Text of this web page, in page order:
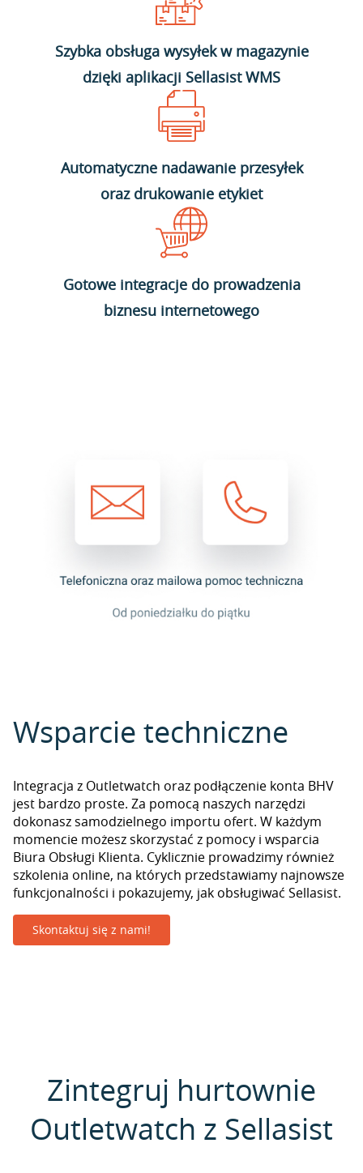
Szybka obsługa wysyłek w magazynie
dzięki aplikacji Sellasist WMS
Automatyczne nadawanie przesyłek
oraz drukowanie etykiet
Gotowe integracje do prowadzenia
biznesu internetowego
Wsparcie techniczne
Integracja z Outletwatch oraz podłączenie konta BHV
jest bardzo proste. Za pomocą naszych narzędzi
dokonasz samodzielnego importu ofert. W każdym
momencie możesz skorzystać z pomocy i wsparcia
Biura Obsługi Klienta. Cyklicznie prowadzimy również
szkolenia online, na których przedstawiamy najnowsze
funkcjonalności i pokazujemy, jak obsługiwać Sellasist.
Skontaktuj się z nami!
Zintegruj hurtownie
Outletwatch z Sellasist